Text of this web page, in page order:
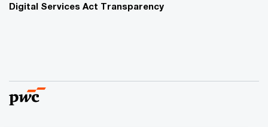
Digital Services Act Transparency